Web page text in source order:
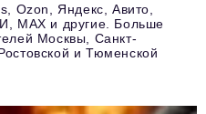
Ozon, Яндекс, Авито,
MAX и другие. Больше
Москвы, Санкт-
и Тюменской